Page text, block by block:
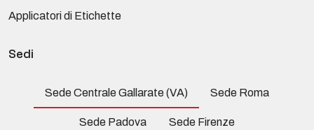
Applicatori di Etichette
Sedi
Sede Centrale Gallarate (VA) Sede Roma
Sede Padova Sede Firenze